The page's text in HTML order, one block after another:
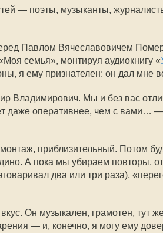
— поэты, музыканты,
Павлом Вячеславовичем
семья», монтируя аудиокнигу «
я ему признателен: он дал мне
Владимирович. Мы и без вас
даже оперативнее, чем с вами…
приблизительный. Потом
А пока мы убираем повторы,
два или три раза),
Он музыкален, грамотен, тут
— и, конечно, я могу ему